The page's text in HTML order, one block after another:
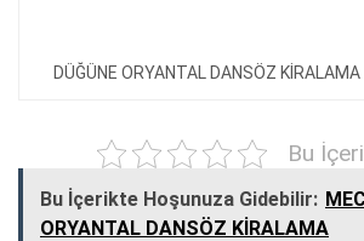
DÜĞÜNE ORYANTAL DANSÖZ KİRALAMA
Bu
Bu İçerikte Hoşunuza Gidebilir:
ORYANTAL DANSÖZ KİRALAMA